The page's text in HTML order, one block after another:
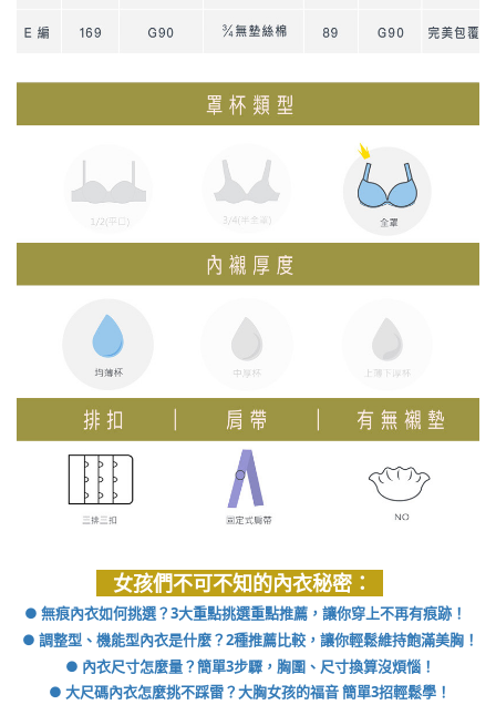
女孩們不可不知的內衣秘密：
● 無痕內衣如何挑選？3大重點挑選重點推薦，讓你穿上不再有痕跡！
● 調整型、機能型內衣是什麼？2種推薦比較，讓你輕鬆維持飽滿美胸！
● 內衣尺寸怎麼量？簡單3步驟，胸圍、尺寸換算沒煩惱！
● 大尺碼內衣怎麼挑不踩雷？大胸女孩的福音 簡單3招輕鬆學！